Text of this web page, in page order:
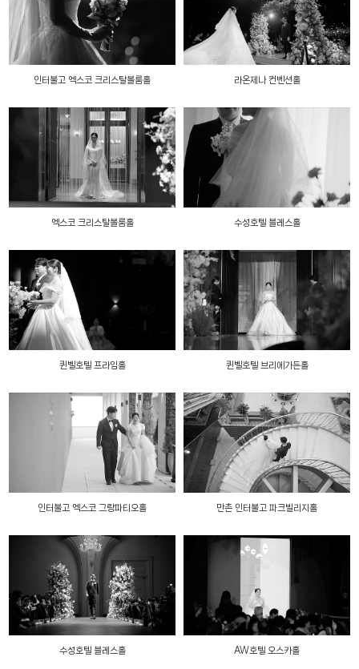
인터불고 엑스코 크리스탈볼룸홀 라온제나 컨벤션홀
엑스코 크리스탈볼룸홀 수성호텔 블레스홀
퀸벨호텔 프라임홀 퀸벨호텔 브리에가든홀
인터불고 엑스코 그랑파티오홀 만촌 인터불고 파크빌리지홀
수성호텔 블레스홀 AW호텔 오스카홀